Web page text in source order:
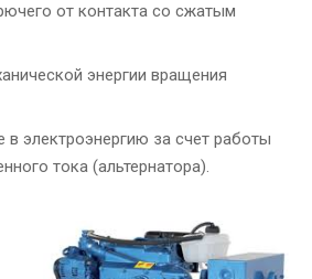
от контакта со сжатым
энергии вращения
в электроэнергию за счет работы
тока (альтернатора).